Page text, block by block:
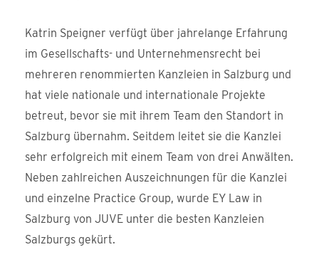
Katrin Speigner verfügt über jahrelange Erfahrung
im Gesellschafts- und Unternehmensrecht bei
mehreren renommierten Kanzleien in Salzburg und
hat viele nationale und internationale Projekte
betreut, bevor sie mit ihrem Team den Standort in
Salzburg übernahm. Seitdem leitet sie die Kanzlei
sehr erfolgreich mit einem Team von drei Anwälten.
Neben zahlreichen Auszeichnungen für die Kanzlei
und einzelne Practice Group, wurde EY Law in
Salzburg von JUVE unter die besten Kanzleien
Salzburgs gekürt.